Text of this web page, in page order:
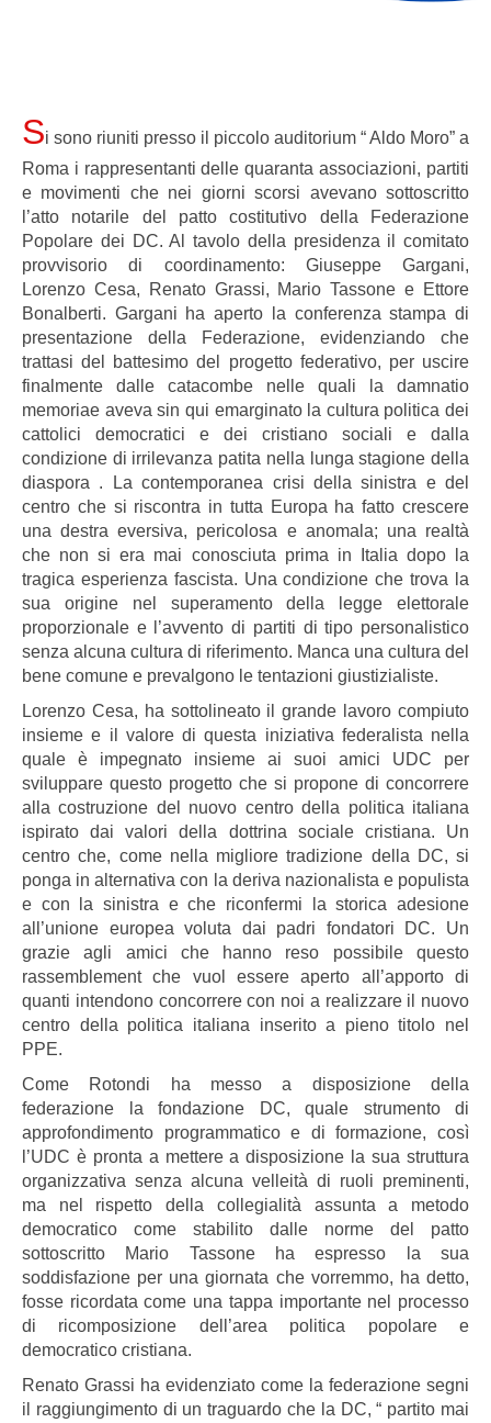
Si sono riuniti presso il piccolo auditorium “ Aldo Moro” a
Roma i rappresentanti delle quaranta associazioni, partiti
e movimenti che nei giorni scorsi avevano sottoscritto
l’atto notarile del patto costitutivo della Federazione
Popolare dei DC. Al tavolo della presidenza il comitato
provvisorio di coordinamento: Giuseppe Gargani,
Lorenzo Cesa, Renato Grassi, Mario Tassone e Ettore
Bonalberti. Gargani ha aperto la conferenza stampa di
presentazione della Federazione, evidenziando che
trattasi del battesimo del progetto federativo, per uscire
finalmente dalle catacombe nelle quali la damnatio
memoriae aveva sin qui emarginato la cultura politica dei
cattolici democratici e dei cristiano sociali e dalla
condizione di irrilevanza patita nella lunga stagione della
diaspora . La contemporanea crisi della sinistra e del
centro che si riscontra in tutta Europa ha fatto crescere
una destra eversiva, pericolosa e anomala; una realtà
che non si era mai conosciuta prima in Italia dopo la
tragica esperienza fascista. Una condizione che trova la
sua origine nel superamento della legge elettorale
proporzionale e l’avvento di partiti di tipo personalistico
senza alcuna cultura di riferimento. Manca una cultura del
bene comune e prevalgono le tentazioni giustizialiste.
Lorenzo Cesa, ha sottolineato il grande lavoro compiuto
insieme e il valore di questa iniziativa federalista nella
quale è impegnato insieme ai suoi amici UDC per
sviluppare questo progetto che si propone di concorrere
alla costruzione del nuovo centro della politica italiana
ispirato dai valori della dottrina sociale cristiana. Un
centro che, come nella migliore tradizione della DC, si
ponga in alternativa con la deriva nazionalista e populista
e con la sinistra e che riconfermi la storica adesione
all’unione europea voluta dai padri fondatori DC. Un
grazie agli amici che hanno reso possibile questo
rassemblement che vuol essere aperto all’apporto di
quanti intendono concorrere con noi a realizzare il nuovo
centro della politica italiana inserito a pieno titolo nel
PPE.
Come Rotondi ha messo a disposizione della
federazione la fondazione DC, quale strumento di
approfondimento programmatico e di formazione, così
l’UDC è pronta a mettere a disposizione la sua struttura
organizzativa senza alcuna velleità di ruoli preminenti,
ma nel rispetto della collegialità assunta a metodo
democratico come stabilito dalle norme del patto
sottoscritto Mario Tassone ha espresso la sua
soddisfazione per una giornata che vorremmo, ha detto,
fosse ricordata come una tappa importante nel processo
di ricomposizione dell’area politica popolare e
democratico cristiana.
Renato Grassi ha evidenziato come la federazione segni
il raggiungimento di un traguardo che la DC, “ partito mai